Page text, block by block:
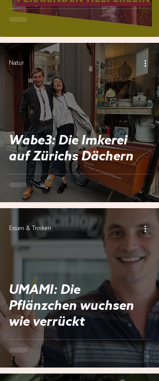
Wabe3: Die Imkerei
auf Zürichs Dächern
Natur
UMAMI: Die
Pflänzchen wuchsen
wie verrückt
Essen & Trinken